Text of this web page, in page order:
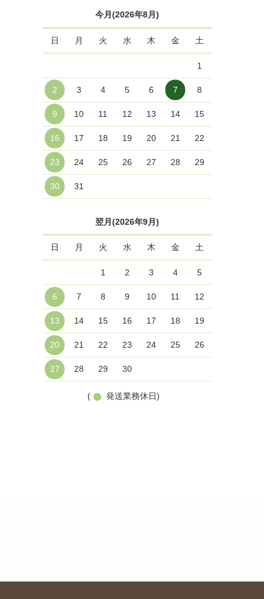
今月(2026年8月)
日 月 火 水 木 金 土
1
2 3 4 5 6 7 8
9 10 11 12 13 14 15
16 17 18 19 20 21 22
23 24 25 26 27 28 29
30 31
翌月(2026年9月)
日 月 火 水 木 金 土
1 2 3 4 5
6 7 8 9 10 11 12
13 14 15 16 17 18 19
20 21 22 23 24 25 26
27 28 29 30
( 発送業務休日)